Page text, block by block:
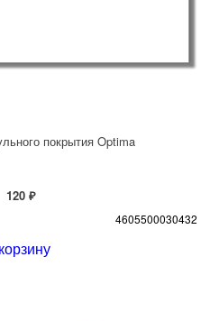
покрытия Optima
120 ₽
4605500030432